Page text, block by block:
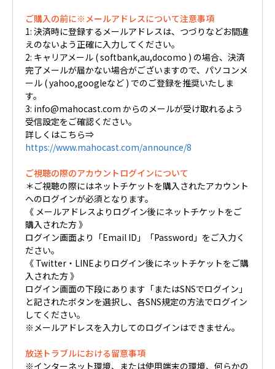
ご購入の前に※メールアドレスについて注意事項
1: 決済時に登録するメールアドレスは、つづりなどお間違
えのないよう正確に入力してください。
2: キャリアメール ( softbank,au,docomo ) の場合、決済
完了メールが届かない場合がございますので、パソコンメ
ール ( yahoo,googleなど ) でのご登録を推奨いたしま
す。
3: info@mahocast.com からのメールが受け取れるよう
受信設定をご確認ください。
詳しくはこちら⇒
https://www.mahocast.com/announce/8
ご視聴の際のアカウントログインについて
＊ご視聴の際にはネットチケットを購入されたアカウント
へのログインが必須となります。
《 メールアドレスよりログイン後にネットチケットをご
購入された方 》
ログイン画面より「Email ID」「Password」をご入力く
ださい。
《 Twitter・LINEよりログイン後にネットチケットをご購
入された方 》
ログイン画面の下段にあります「またはSNSでログイン」
と記されたボタンを選択し、各SNS規定の方法でログイン
してください。
※メールアドレスを入力してのログインはできません。
放送トラブルにおける留意事項
※インターネット環境、または使用端末の環境、何らかの